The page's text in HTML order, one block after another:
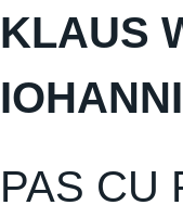
KLAUS
PAS CU